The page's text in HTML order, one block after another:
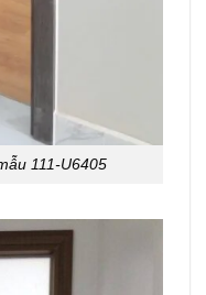
111-U6405